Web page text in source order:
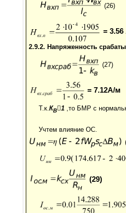
(26)
=
2.9.2. Напряженность
(27)
= 7.12А/м
Т.к. КВ1 ,то БМР с
Учтем влияние ОС.
(29)